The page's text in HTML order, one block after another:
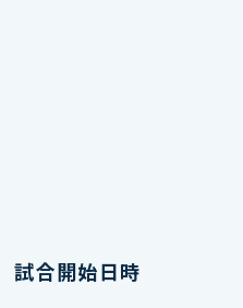
試合開始日時